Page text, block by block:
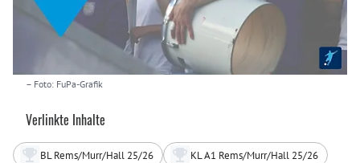
– Foto: FuPa-Grafik
Verlinkte Inhalte
BL Rems/Murr/Hall 25/26
KL A1 Rems/Murr/Hall 25/26